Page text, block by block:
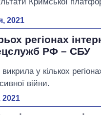
Кримської
2021
регіонах
РФ – СБУ
у кількох
війни.
2021